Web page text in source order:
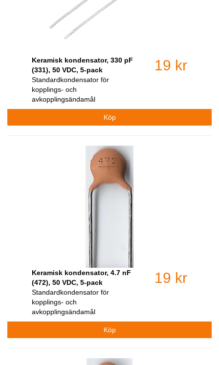
Keramisk kondensator, 330 pF
(331), 50 VDC, 5-pack
Standardkondensator för
kopplings- och
avkopplingsändamål
19 kr
Keramisk kondensator, 4.7 nF
(472), 50 VDC, 5-pack
Standardkondensator för
kopplings- och
avkopplingsändamål
19 kr